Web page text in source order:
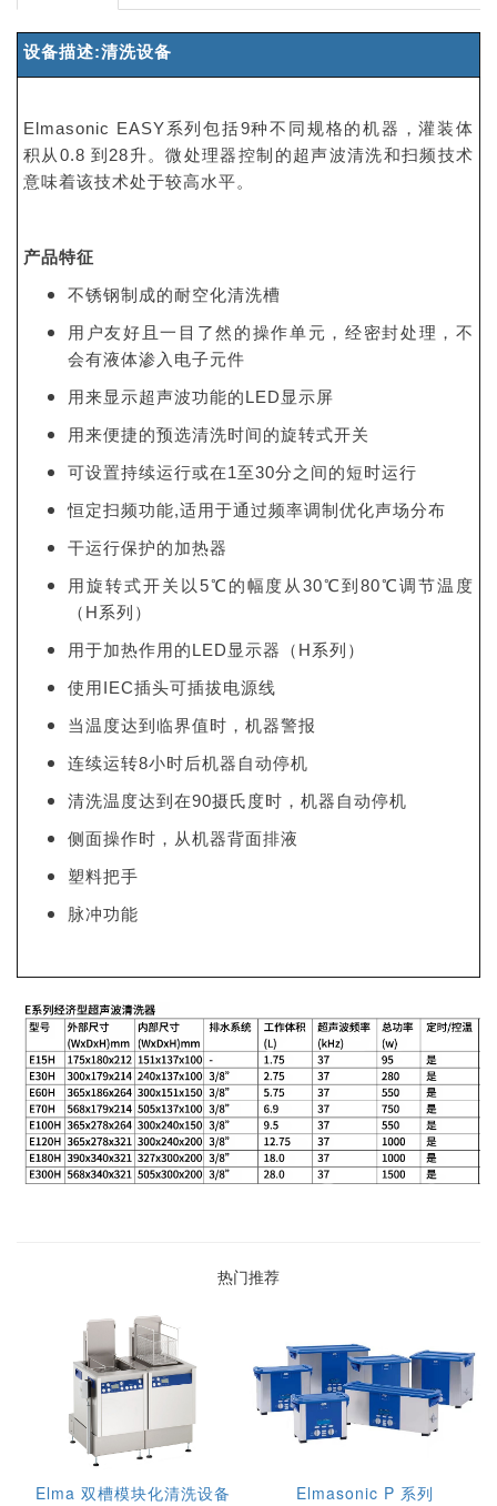
设备描述:清洗设备
Elmasonic EASY系列包括9种不同规格的机器，灌装体
积从0.8 到28升。微处理器控制的超声波清洗和扫频技术
意味着该技术处于较高水平。
产品特征
不锈钢制成的耐空化清洗槽
用户友好且一目了然的操作单元，经密封处理，不
会有液体渗入电子元件
用来显示超声波功能的LED显示屏
用来便捷的预选清洗时间的旋转式开关
可设置持续运行或在1至30分之间的短时运行
恒定扫频功能,适用于通过频率调制优化声场分布
干运行保护的加热器
用旋转式开关以5℃的幅度从30℃到80℃调节温度
（H系列）
用于加热作用的LED显示器（H系列）
使用IEC插头可插拔电源线
当温度达到临界值时，机器警报
连续运转8小时后机器自动停机
清洗温度达到在90摄氏度时，机器自动停机
侧面操作时，从机器背面排液
塑料把手
脉冲功能
热门推荐
Elma 双槽模块化清洗设备 Elmasonic P 系列